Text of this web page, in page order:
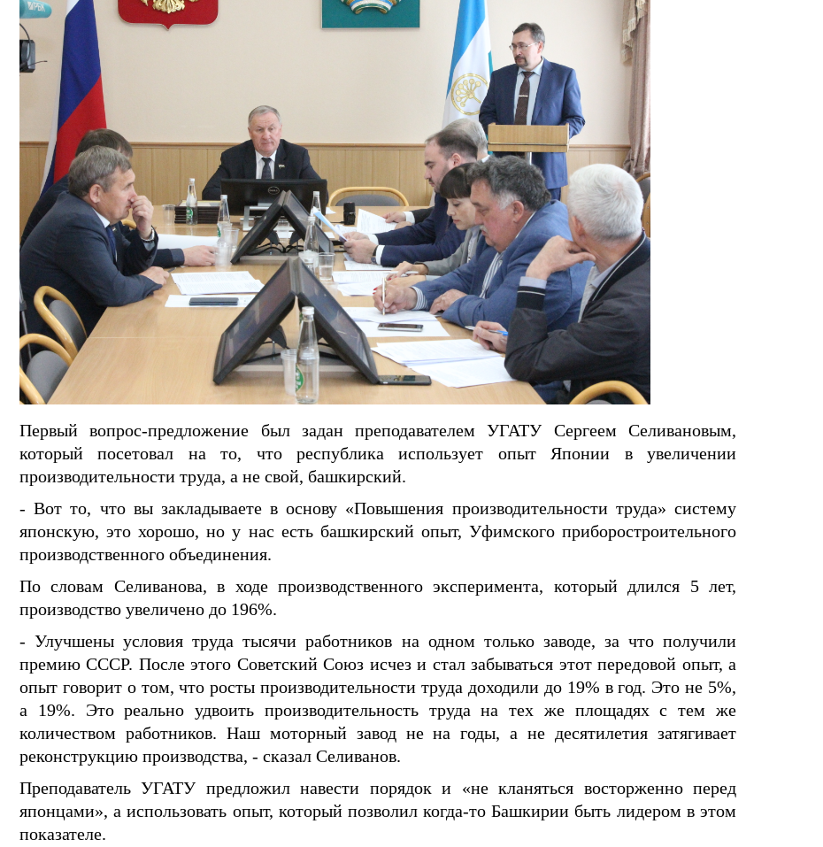
Первый вопрос-предложение был задан преподавателем УГАТУ Сергеем Селивановым,
который посетовал на то, что республика использует опыт Японии в увеличении
производительности труда, а не свой, башкирский.
- Вот то, что вы закладываете в основу «Повышения производительности труда» систему
японскую, это хорошо, но у нас есть башкирский опыт, Уфимского приборостроительного
производственного объединения.
По словам Селиванова, в ходе производственного эксперимента, который длился 5 лет,
производство увеличено до 196%.
- Улучшены условия труда тысячи работников на одном только заводе, за что получили
премию СССР. После этого Советский Союз исчез и стал забываться этот передовой опыт, а
опыт говорит о том, что росты производительности труда доходили до 19% в год. Это не 5%,
а 19%. Это реально удвоить производительность труда на тех же площадях с тем же
количеством работников. Наш моторный завод не на годы, а не десятилетия затягивает
реконструкцию производства, - сказал Селиванов.
Преподаватель УГАТУ предложил навести порядок и «не кланяться восторженно перед
японцами», а использовать опыт, который позволил когда-то Башкирии быть лидером в этом
показателе.